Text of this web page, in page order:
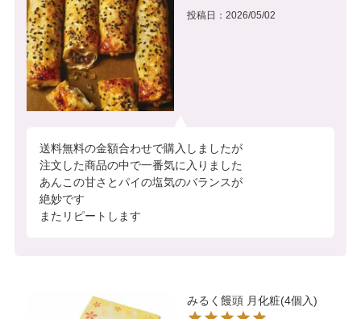
投稿日 2026/05/02
送料無料の金額合わせで購入しましたが
注文した商品の中で一番気に入りました
あんこの甘さとパイの塩気のバランスが
絶妙です
またリピートします
みるく饅頭 月化粧(4個入)